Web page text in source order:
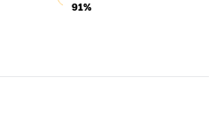
91%
91%